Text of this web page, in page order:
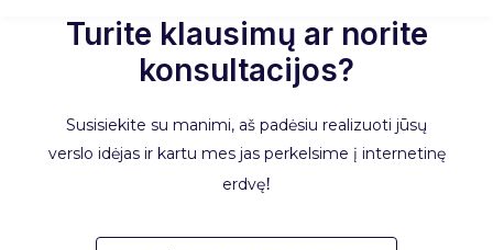
Turite klausimų ar norite
konsultacijos?
Susisiekite su manimi, aš padėsiu realizuoti jūsų
verslo idėjas ir kartu mes jas perkelsime į internetinę
erdvę!